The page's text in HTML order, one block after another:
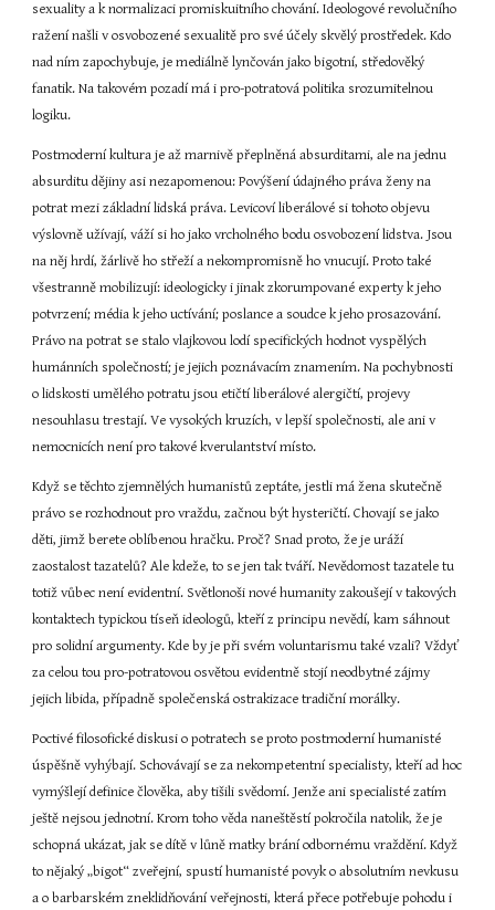
sexuality a k normalizaci promiskuitního chování. Ideologové revolučního
ražení našli v osvobozené sexualitě pro své účely skvělý prostředek. Kdo
nad ním zapochybuje, je mediálně lynčován jako bigotní, středověký
fanatik. Na takovém pozadí má i pro-potratová politika srozumitelnou
logiku.
Postmoderní kultura je až marnivě přeplněná absurditami, ale na jednu
absurditu dějiny asi nezapomenou: Povýšení údajného práva ženy na
potrat mezi základní lidská práva. Levicoví liberálové si tohoto objevu
výslovně užívají, váží si ho jako vrcholného bodu osvobození lidstva. Jsou
na něj hrdí, žárlivě ho střeží a nekompromisně ho vnucují. Proto také
všestranně mobilizují: ideologicky i jinak zkorumpované experty k jeho
potvrzení; média k jeho uctívání; poslance a soudce k jeho prosazování.
Právo na potrat se stalo vlajkovou lodí specifických hodnot vyspělých
humánních společností; je jejich poznávacím znamením. Na pochybnosti
o lidskosti umělého potratu jsou etičtí liberálové alergičtí, projevy
nesouhlasu trestají. Ve vysokých kruzích, v lepší společnosti, ale ani v
nemocnicích není pro takové kverulantství místo.
Když se těchto zjemnělých humanistů zeptáte, jestli má žena skutečně
právo se rozhodnout pro vraždu, začnou být hysteričtí. Chovají se jako
děti, jimž berete oblíbenou hračku. Proč? Snad proto, že je uráží
zaostalost tazatelů? Ale kdeže, to se jen tak tváří. Nevědomost tazatele tu
totiž vůbec není evidentní. Světlonoši nové humanity zakoušejí v takových
kontaktech typickou tíseň ideologů, kteří z principu nevědí, kam sáhnout
pro solidní argumenty. Kde by je při svém voluntarismu také vzali? Vždyť
za celou tou pro-potratovou osvětou evidentně stojí neodbytné zájmy
jejich libida, případně společenská ostrakizace tradiční morálky.
Poctivé filosofické diskusi o potratech se proto postmoderní humanisté
úspěšně vyhýbají. Schovávají se za nekompetentní specialisty, kteří ad hoc
vymýšlejí definice člověka, aby tišili svědomí. Jenže ani specialisté zatím
ještě nejsou jednotní. Krom toho věda naneštěstí pokročila natolik, že je
schopná ukázat, jak se dítě v lůně matky brání odbornému vraždění. Když
to nějaký „bigot“ zveřejní, spustí humanisté povyk o absolutním nevkusu
a o barbarském zneklidňování veřejnosti, která přece potřebuje pohodu i